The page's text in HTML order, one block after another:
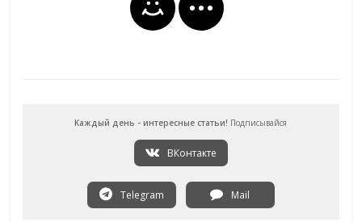
Каждый день - интересные статьи! Подписывайся
ВКонтакте
Telegram Mail